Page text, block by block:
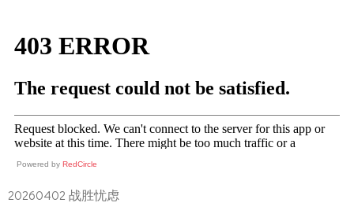
Powered by RedCircle
20260402 战胜忧虑